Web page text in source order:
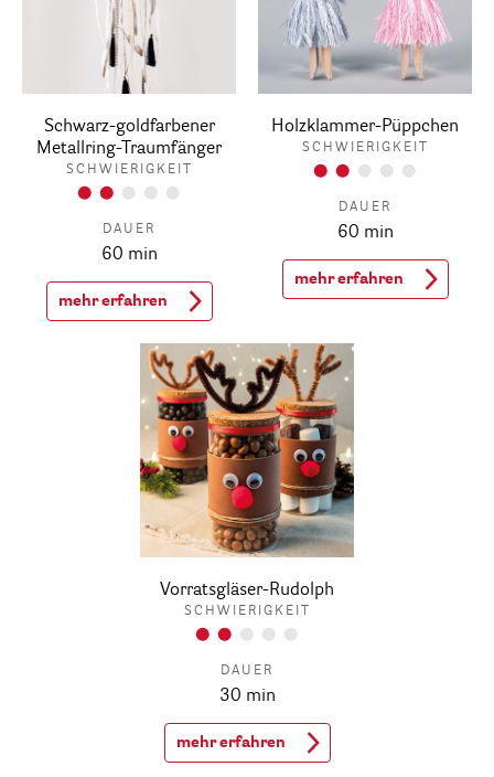
Schwarz-goldfarbener
Metallring-Traumfänger
SCHWIERIGKEIT
DAUER
60 min
mehr erfahren
Holzklammer-Püppchen
SCHWIERIGKEIT
DAUER
60 min
mehr erfahren
Vorratsgläser-Rudolph
SCHWIERIGKEIT
DAUER
30 min
mehr erfahren